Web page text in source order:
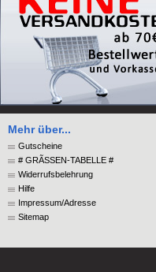
Mehr über...
Gutscheine
# GRÃSSEN-TABELLE #
Widerrufsbelehrung
Hilfe
Impressum/Adresse
Sitemap